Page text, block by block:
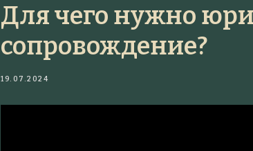
Для чего нужно
сопровождение?
19.07.2024